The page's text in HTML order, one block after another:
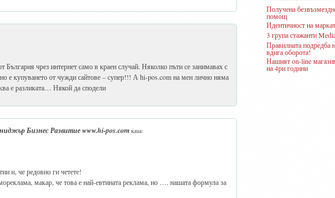
България чрез интернет само в краен случай. Няколко пъти се занимавах с
е купуването от чужди сайтове – супер!!! А hi-pos.com на мен лично няма
е разликата… Някой да сподели
Бизнес Развитие www.hi-pos.com каза:
и, че редовно ги четете!
макар, че това е най-евтината реклама, но …. нашата формула за
Получена
помощ
Идентичност на
3 група стажанти
Правилната подредба
вдига оборота!
Нашият on-line
на 4ри години